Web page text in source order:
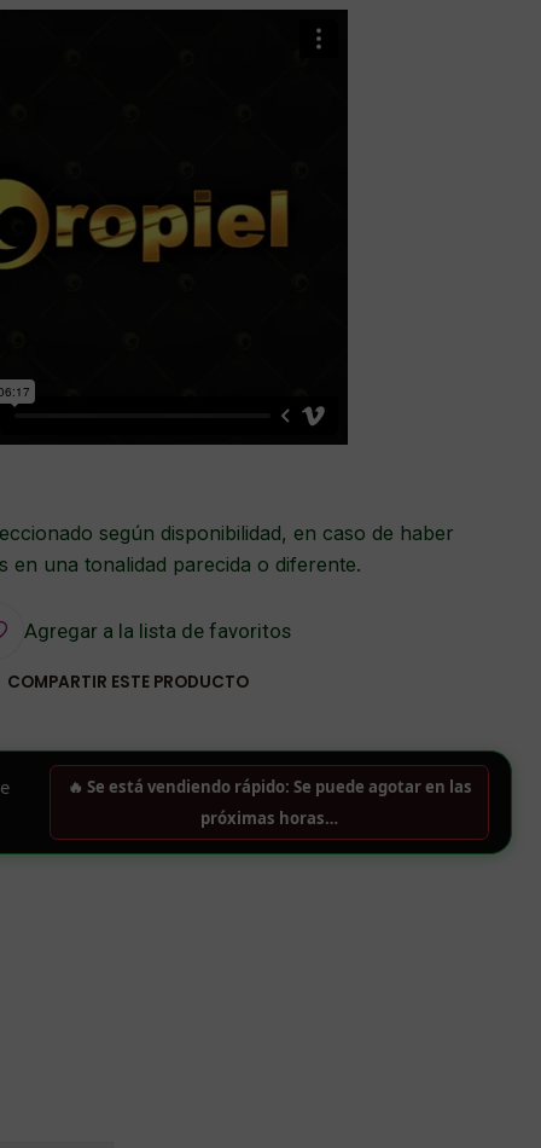
según disponibilidad, en caso de haber
en una tonalidad parecida o diferente.
Agregar a la lista de favoritos
COMPARTIR ESTE PRODUCTO